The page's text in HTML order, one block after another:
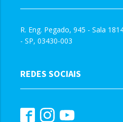
R. Eng. Pegado, 945 - Sala
- SP, 03430-003
REDES SOCIAIS